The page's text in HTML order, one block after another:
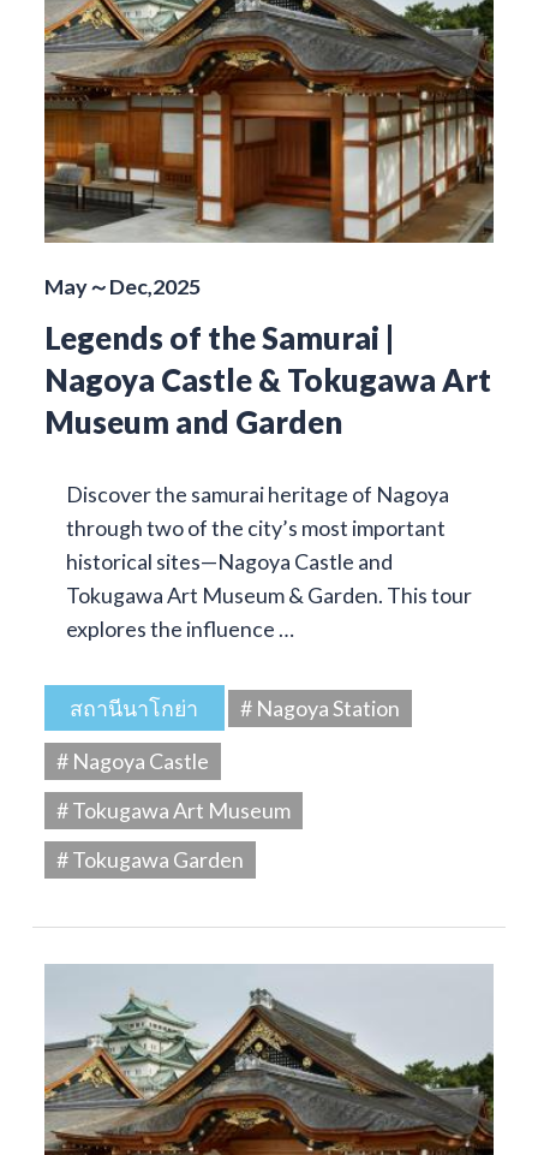
May～Dec,2025
Legends of the Samurai |
Nagoya Castle & Tokugawa Art
Museum and Garden
Discover the samurai heritage of Nagoya
through two of the city’s most important
historical sites—Nagoya Castle and
Tokugawa Art Museum & Garden. This tour
explores the influence …
สถานีนาโกย่า
# Nagoya Station
# Nagoya Castle
# Tokugawa Art Museum
# Tokugawa Garden